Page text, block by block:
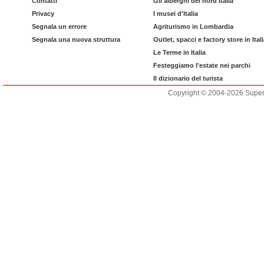
Privacy
Segnala un errore
Segnala una nuova struttura
I musei d'Italia
Agriturismo in Lombardia
Outlet, spacci e factory store in
Le Terme in Italia
Festeggiamo l'estate nei parchi
Il dizionario del turista
Copyright © 2004-2026